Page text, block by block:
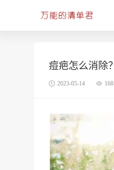
痘疤怎么消除？
2023-05-14 168